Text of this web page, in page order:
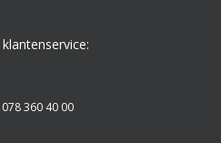
360 40 00